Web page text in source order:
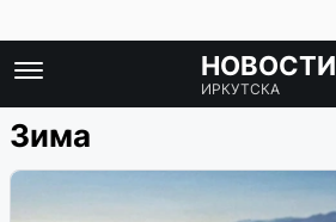
НОВОСТИ
ИРКУТСКА
Зима